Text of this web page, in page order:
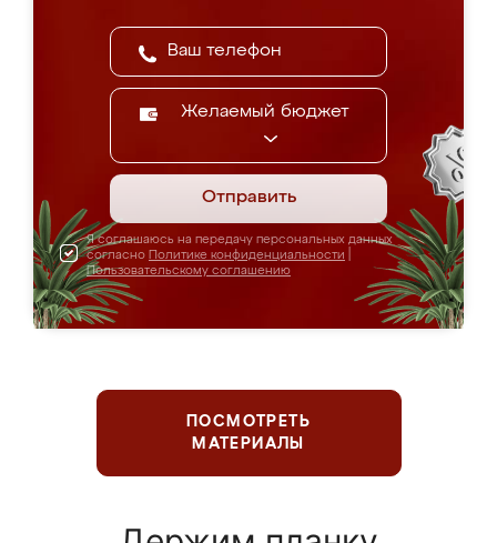
Желаемый бюджет
Отправить
Я соглашаюсь на передачу персональных данных
согласно Политике конфиденциальности
Пользовательскому соглашению
ПОСМОТРЕТЬ
МАТЕРИАЛЫ